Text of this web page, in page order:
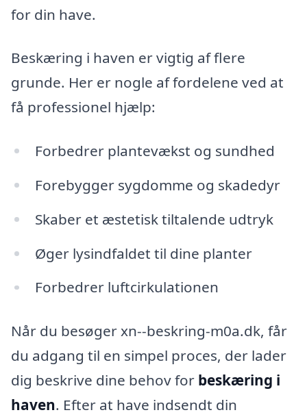
for din have.
Beskæring i haven er vigtig af flere
grunde. Her er nogle af fordelene ved at
få professionel hjælp:
Forbedrer plantevækst og sundhed
Forebygger sygdomme og skadedyr
Skaber et æstetisk tiltalende udtryk
Øger lysindfaldet til dine planter
Forbedrer luftcirkulationen
Når du besøger xn--beskring-m0a.dk, får
du adgang til en simpel proces, der lader
dig beskrive dine behov for beskæring i
haven. Efter at have indsendt din